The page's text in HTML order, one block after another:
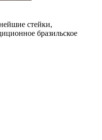
стейки,
бразильское